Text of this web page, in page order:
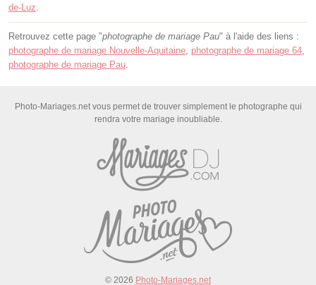
de-Luz.
Retrouvez cette page "photographe de mariage Pau" à l'aide des liens :
photographe de mariage Nouvelle-Aquitaine, photographe de mariage 64,
photographe de mariage Pau.
Photo-Mariages.net vous permet de trouver simplement le photographe qui
rendra votre mariage inoubliable.
© 2026 Photo-Mariages.net